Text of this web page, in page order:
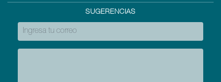
SUGERENCIAS